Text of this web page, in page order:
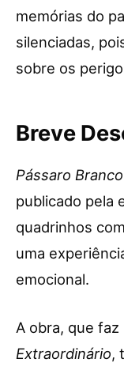
memórias do
silenciadas,
sobre os
Breve
Pássaro Branco
publicado pela
quadrinhos
uma
emocional.
A obra, que
Extraordinário,